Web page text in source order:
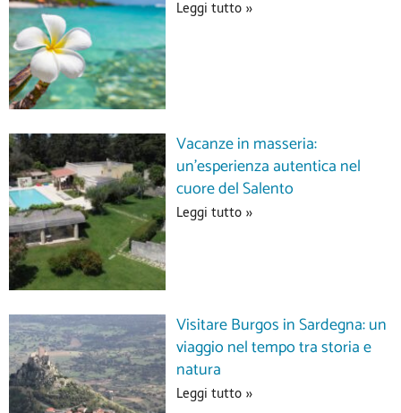
Leggi tutto »
Vacanze in masseria:
un’esperienza autentica nel
cuore del Salento
Leggi tutto »
Visitare Burgos in Sardegna: un
viaggio nel tempo tra storia e
natura
Leggi tutto »